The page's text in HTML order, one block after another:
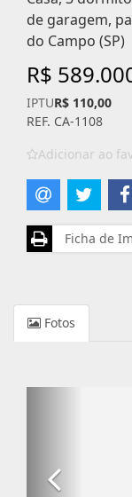
de garagem,
do Campo (SP)
R$
IPTUR$ 110,00
REF. CA-1108
Adicionar ao
Ficha de
Fotos